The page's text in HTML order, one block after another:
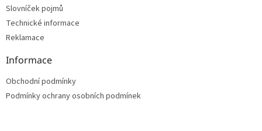
Slovníček pojmů
Technické informace
Reklamace
Informace
Obchodní podmínky
Podmínky ochrany osobních podmínek